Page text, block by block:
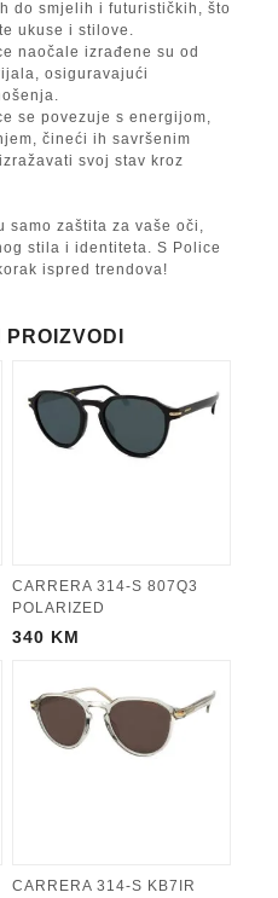
do smjelih i futurističkih, što
ukuse i stilove.
naočale izrađene su od
osiguravajući
se povezuje s energijom,
čineći ih savršenim
svoj stav kroz
samo zaštita za vaše oči,
stila i identiteta. S Police
ispred trendova!
CARRERA 314-S 807Q3
POLARIZED
340 KM
CARRERA 314-S KB7IR